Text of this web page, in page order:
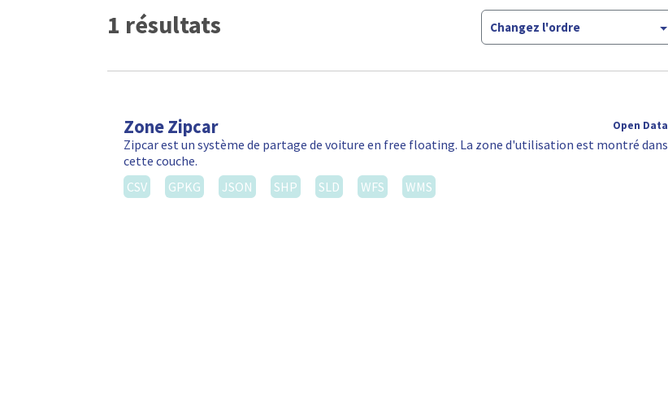
1 résultats Changez l'ordre
Zone Zipcar Open Data
Zipcar est un système de partage de voiture en free floating. La zone d'utilisation est montré dans
cette couche.
CSV
GPKG JSON SHP SLD WFS WMS